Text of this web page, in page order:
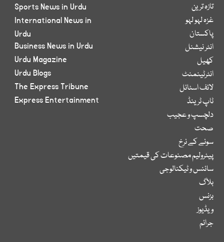
تازہ ترین
غزہ لہو لہو
پاکستان
انٹر نیشنل
کھیل
انٹرٹینمنٹ
لائف اسٹائل
ٹاپ ٹرینڈ
دلچسپ و عجیب
صحت
سونے کے نرخ
پیٹرولیم مصنوعات کی قیمتیں
سائنس و ٹیکنالوجی
بلاگ
بزنس
ویڈیوز
جرائم
Sports News in Urdu
International News in
Urdu
Business News in Urdu
Urdu Magazine
Urdu Blogs
The Express Tribune
Express Entertainment